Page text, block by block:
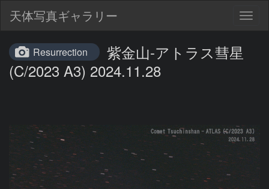
天体写真ギャラリー
Resurrection
紫金山-アトラス彗星
(C/2023 A3) 2024.11.28